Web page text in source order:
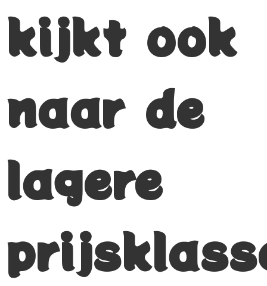
kijkt ook
naar de
lagere